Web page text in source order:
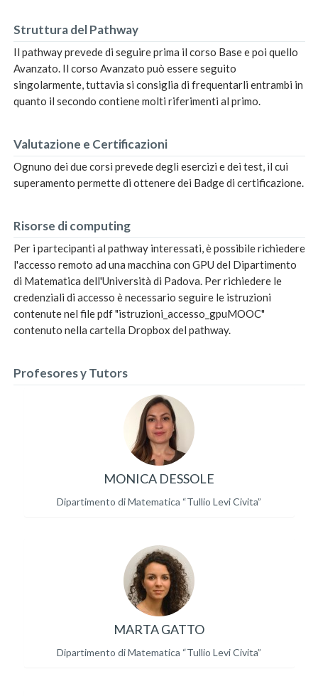
Struttura del Pathway
Il pathway prevede di seguire prima il corso Base e poi quello
Avanzato. Il corso Avanzato può essere seguito
singolarmente, tuttavia si consiglia di frequentarli entrambi in
quanto il secondo contiene molti riferimenti al primo.
Valutazione e Certificazioni
Ognuno dei due corsi prevede degli esercizi e dei test, il cui
superamento permette di ottenere dei Badge di certificazione.
Risorse di computing
Per i partecipanti al pathway interessati, è possibile richiedere
l'accesso remoto ad una macchina con GPU del Dipartimento
di Matematica dell'Università di Padova. Per richiedere le
credenziali di accesso è necessario seguire le istruzioni
contenute nel file pdf "istruzioni_accesso_gpuMOOC"
contenuto nella cartella Dropbox del pathway.
Profesores y Tutors
MONICA DESSOLE
Dipartimento di Matematica “Tullio Levi Civita”
MARTA GATTO
Dipartimento di Matematica “Tullio Levi Civita”